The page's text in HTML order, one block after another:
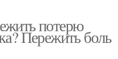
потерю
Пережить боль